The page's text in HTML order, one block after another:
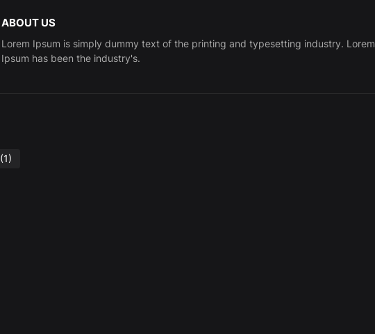
ABOUT US
Lorem Ipsum is simply dummy text of the printing and typesetting industry. Lorem
Ipsum has been the industry's.
(1)